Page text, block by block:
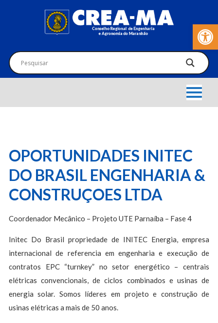
Barra de
OPORTUNIDADES INITEC
DO BRASIL ENGENHARIA &
CONSTRUÇOES LTDA
Coordenador Mecânico – Projeto UTE Parnaíba – Fase 4
Initec Do Brasil propriedade de INITEC Energia, empresa
internacional de referencia em engenharia e execução de
contratos EPC “turnkey” no setor energético – centrais
elétricas convencionais, de ciclos combinados e usinas de
energia solar. Somos líderes em projeto e construção de
usinas elétricas a mais de 50 anos.